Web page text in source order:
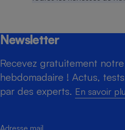
Newsletter
Recevez gratuitement
hebdomadaire ! Actus,
par des experts. En savoir